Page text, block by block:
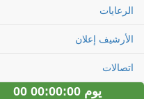
الرعايات
الأرشيف إعلان
اتصالات
00 يوم 00:00:00